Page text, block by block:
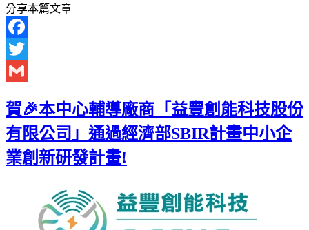
分享本篇文章
Facebook
Twitter
賀🎉本中心輔導廠商「益豐創能科技股份
有限公司」通過經濟部SBIR計畫中小企
業創新研發計畫!